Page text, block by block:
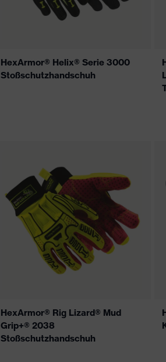
HexArmor® Helix® Serie 3000
Stoßschutzhandschuh
HexArmor® Rig Lizard® Mud
Grip+® 2038
Stoßschutzhandschuh